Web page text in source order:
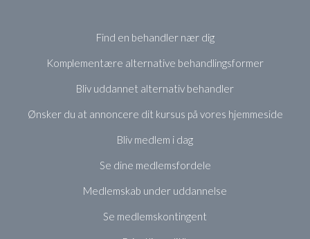
Find en behandler nær dig
Komplementære alternative behandlingsformer
Bliv uddannet alternativ behandler
Ønsker du at annoncere dit kursus på vores hjemmeside
Bliv medlem i dag
Se dine medlemsfordele
Medlemskab under uddannelse
Se medlemskontingent